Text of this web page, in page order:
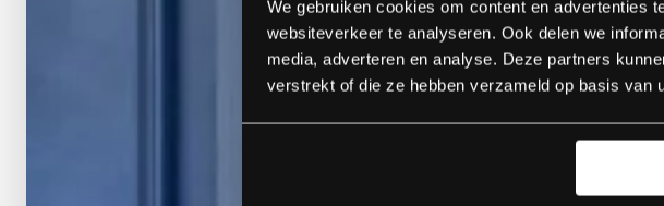
We gebruiken cookies om content en advertenties
websiteverkeer te analyseren. Ook delen we
media, adverteren en analyse. Deze partners
verstrekt of die ze hebben verzameld op basis van